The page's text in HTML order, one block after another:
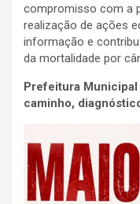
compromisso com a
realização de ações
informação e
da mortalidade por
Prefeitura Municipal
caminho,